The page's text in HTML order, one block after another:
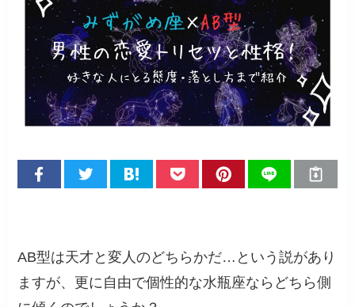
AB型は天才と変人のどちらかだ…という説があり
ますが、更に自由で個性的な水瓶座ならどちら側